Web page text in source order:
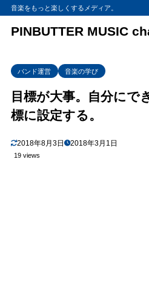
音楽をもっと楽しくするメディア。
PINBUTTER MUSIC
バンド運営 音楽の学び
目標が大事。自分にで
標に設定する。
2018年8月3日 2018年3月1日
19 views